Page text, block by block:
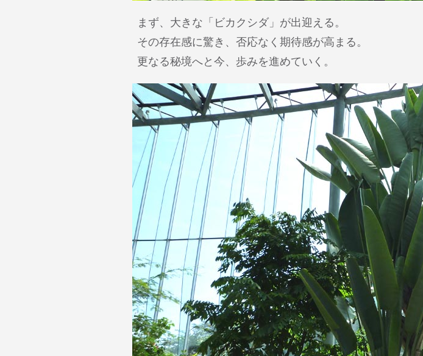
まず、大きな「ビカクシダ」が出迎える。
その存在感に驚き、否応なく期待感が高まる。
更なる秘境へと今、歩みを進めていく。